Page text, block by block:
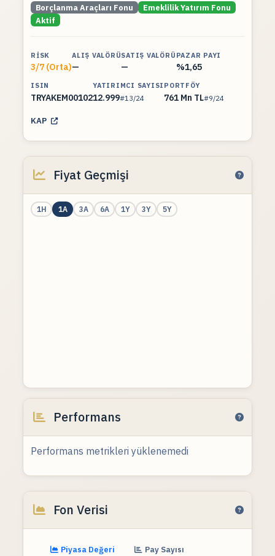
Borçlanma Araçları Fonu
Emeklilik Yatırım Fonu
Aktif
RISK
3/7 (Orta)
ALIŞ VALÖRÜ
—
SATIŞ VALÖRÜ
—
PAZAR PAYI
%1,65
ISIN
TRYAKEM00102
YATIRIMCI SAYISI
12.999#13/24
PORTFÖY
761 Mn TL#9/24
KAP
Fiyat Geçmişi
1H 1A 3A 6A 1Y 3Y 5Y
Performans
Performans metrikleri yüklenemedi
Fon Verisi
Piyasa Değeri Pay Sayısı